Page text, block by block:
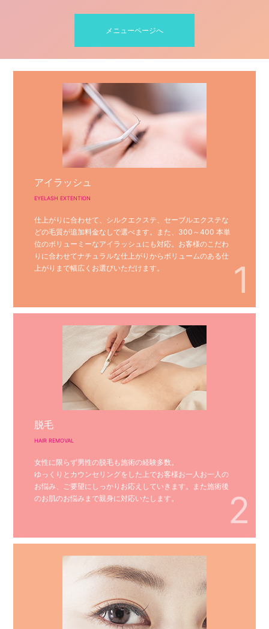
メニューページへ
アイラッシュ
EYELASH EXTENTION
仕上がりに合わせて、シルクエクステ、セーブルエクステな
どの毛質が追加料金なしで選べます。また、300～400 本単
位のボリューミーなアイラッシュにも対応。お客様のこだわ
りに合わせてナチュラルな仕上がりからボリュームのある仕
上がりまで幅広くお選びいただけます。
1
脱毛
HAIR REMOVAL
女性に限らず男性の脱毛も施術の経験多数。
ゆっくりとカウンセリングをした上でお客様お一人お一人の
お悩み、ご要望にしっかりお応えしていきます。また施術後
のお肌のお悩みまで親身に対応いたします。
2